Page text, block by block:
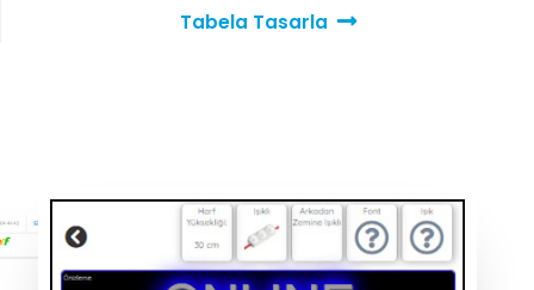
Tabela Tasarla